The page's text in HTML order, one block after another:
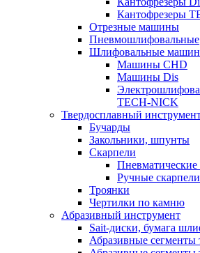
Кантофрезеры
Отрезные машины
Пневмошлифовальные
Шлифовальные
Машины CHD
Машины Dis
TECH-NICK
Твердосплавный
Бучарды
Закольники, шпунты
Скарпели
Пневматические
Ручные скарпели
Троянки
Чертилки по камню
Абразивный инструмент
Sait-диски, бумага
Абразивные сегменты